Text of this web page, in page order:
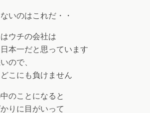
いのはこれだ・・
ウチの会社は
本一だと思っています
ので、
こにも負けません
のことになると
りに目がいって